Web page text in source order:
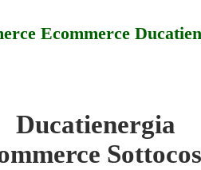
Ecommerce
Ecommerce
Ducatienergia